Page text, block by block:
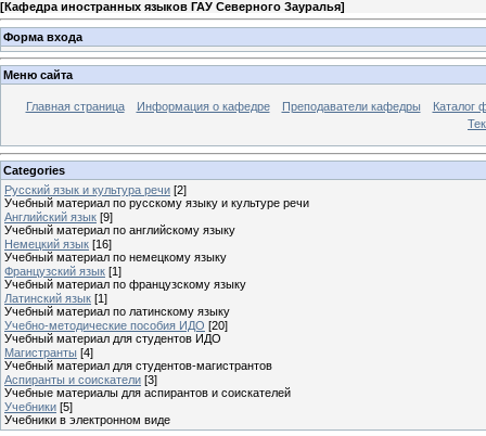
[Кафедра иностранных языков ГАУ Северного Зауралья]
Форма входа
Меню сайта
Главная страница Информация о кафедре Преподаватели кафедры
Каталог
Categories
Русский язык и культура речи [2]
Учебный материал по русскому языку и культуре речи
Английский язык [9]
Учебный материал по английскому языку
Немецкий язык [16]
Учебный материал по немецкому языку
Французский язык [1]
Учебный материал по французскому языку
Латинский язык [1]
Учебный материал по латинскому языку
Учебно-методические пособия ИДО [20]
Учебный материал для студентов ИДО
Магистранты [4]
Учебный материал для студентов-магистрантов
Аспиранты и соискатели [3]
Учебные материалы для аспирантов и соискателей
Учебники [5]
Учебники в электронном виде